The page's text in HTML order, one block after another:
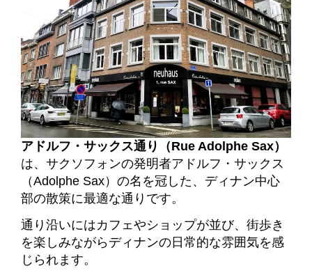
アドルフ・サックス通り（Rue Adolphe Sax）
は、サクソフォンの発明者アドルフ・サックス
（Adolphe Sax）の名を冠した、ディナン中心
部の散策に最適な通りです。
通り沿いにはカフェやショップが並び、街歩き
を楽しみながらディナンの日常的な雰囲気を感
じられます。